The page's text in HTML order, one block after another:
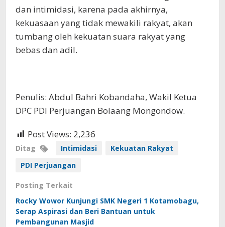
dan intimidasi, karena pada akhirnya,
kekuasaan yang tidak mewakili rakyat, akan
tumbang oleh kekuatan suara rakyat yang
bebas dan adil.
Penulis: Abdul Bahri Kobandaha, Wakil Ketua
DPC PDI Perjuangan Bolaang Mongondow.
Post Views: 2,236
Ditag Intimidasi
Kekuatan Rakyat
PDI Perjuangan
Posting Terkait
Rocky Wowor Kunjungi SMK Negeri 1 Kotamobagu,
Serap Aspirasi dan Beri Bantuan untuk
Pembangunan Masjid